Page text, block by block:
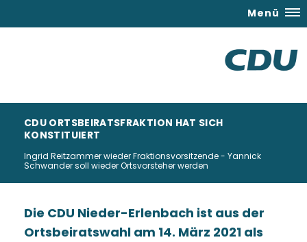
Menü
CDU ORTSBEIRATSFRAKTION HAT SICH
KONSTITUIERT
Ingrid Reitzammer wieder Fraktionsvorsitzende - Yannick
Schwander soll wieder Ortsvorsteher werden
Die CDU Nieder-Erlenbach ist aus der
Ortsbeiratswahl am 14. März 2021 als